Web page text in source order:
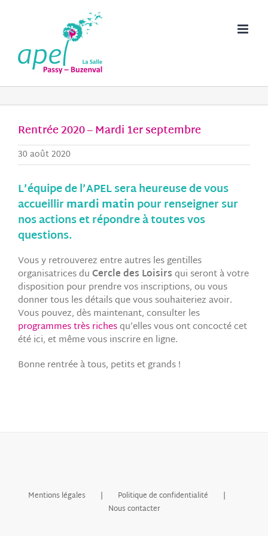
Rentrée 2020 – Mardi 1er septembre
30 août 2020
L’équipe de l’APEL sera heureuse de vous
accueillirmardi matinpour renseigner sur
nos actions et répondre à toutes vos
questions.
Vous y retrouverez entre autres les gentilles
organisatrices duCercle des Loisirsqui seront à votre
disposition pour prendre vos inscriptions, ou vous
donner tous les détails que vous souhaiteriez avoir.
Vous pouvez, dès maintenant, consulter les
programmes très richesqu’elles vous ont concocté cet
été ici, et même vous inscrire en ligne.
Bonne rentrée à tous, petits et grands !
Mentions légales
Politique de confidentialité
Nous contacter